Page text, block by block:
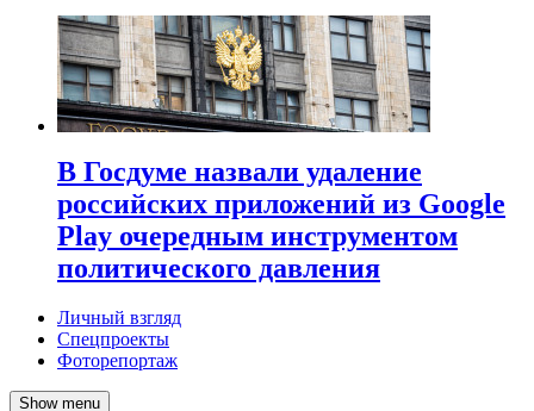
В Госдуме назвали удаление
российских приложений из Google
Play очередным инструментом
политического давления
Личный взгляд
Спецпроекты
Фоторепортаж
Show menu